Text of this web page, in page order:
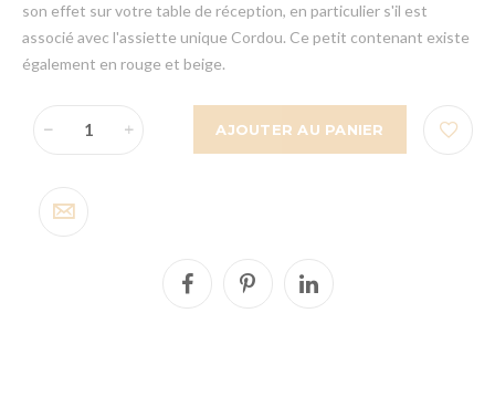
son effet sur votre table de réception, en particulier s'il est
associé avec l'assiette unique Cordou. Ce petit contenant existe
également en rouge et beige.
AJOUTER AU PANIER